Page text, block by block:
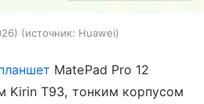
источник: Huawei
MatePad Pro 12
Kirin T93, тонким корпусом